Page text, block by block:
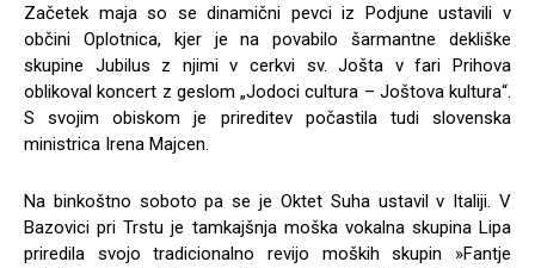
Začetek maja so se dinamični pevci iz Podjune ustavili v
občini Oplotnica, kjer je na povabilo šarmantne dekliške
skupine Jubilus z njimi v cerkvi sv. Jošta v fari Prihova
oblikoval koncert z geslom „Jodoci cultura – Joštova kultura“.
S svojim obiskom je prireditev počastila tudi slovenska
ministrica Irena Majcen.
Na binkoštno soboto pa se je Oktet Suha ustavil v Italiji. V
Bazovici pri Trstu je tamkajšnja moška vokalna skupina Lipa
priredila svojo tradicionalno revijo moških skupin »Fantje